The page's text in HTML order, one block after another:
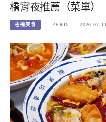
橋宵夜推薦（菜單）
板橋美食 PEKO 2026-07-11